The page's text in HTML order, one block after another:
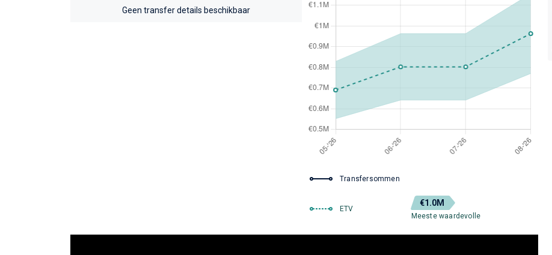
Geen transfer details beschikbaar
Transfersommen
ETV
€1.0M
Meeste waardevolle